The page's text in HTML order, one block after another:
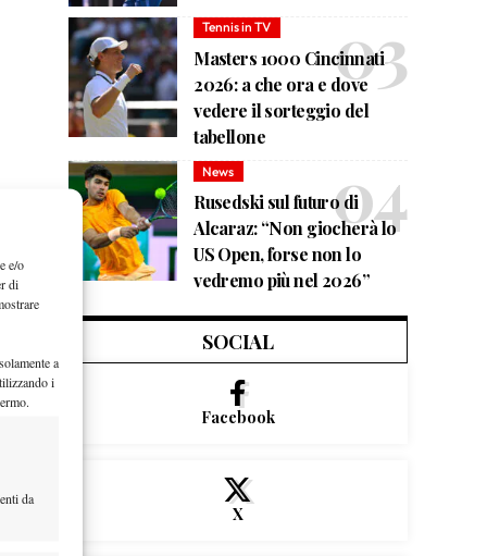
e/o
di
a
i
da
Tennis in TV
Masters 1000 Cincinnati
2026: a che ora e dove
vedere il sorteggio del
tabellone
News
Rusedski sul futuro di
Alcaraz: “Non giocherà lo
US Open, forse non lo
vedremo più nel 2026”
SOCIAL
Facebook
X